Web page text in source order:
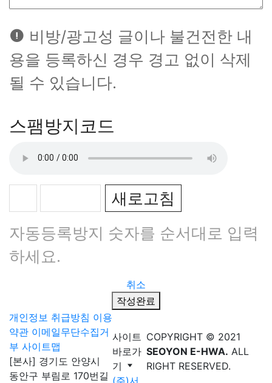
비방/광고성 글이나 불건전한 내
용을 등록하신 경우 경고 없이 삭제
될 수 있습니다.
스팸방지코드
새로고침
자동등록방지 숫자를 순서대로 입력
하세요.
취소
작성완료
개인정보 취급방침 이용
약관 이메일무단수집거
부 사이트맵
[본사] 경기도 안양시
동안구 부림로 170번길
사이트
바로가
기
(주)서
COPYRIGHT © 2021
SEOYON E-HWA. ALL
RIGHT RESERVED.